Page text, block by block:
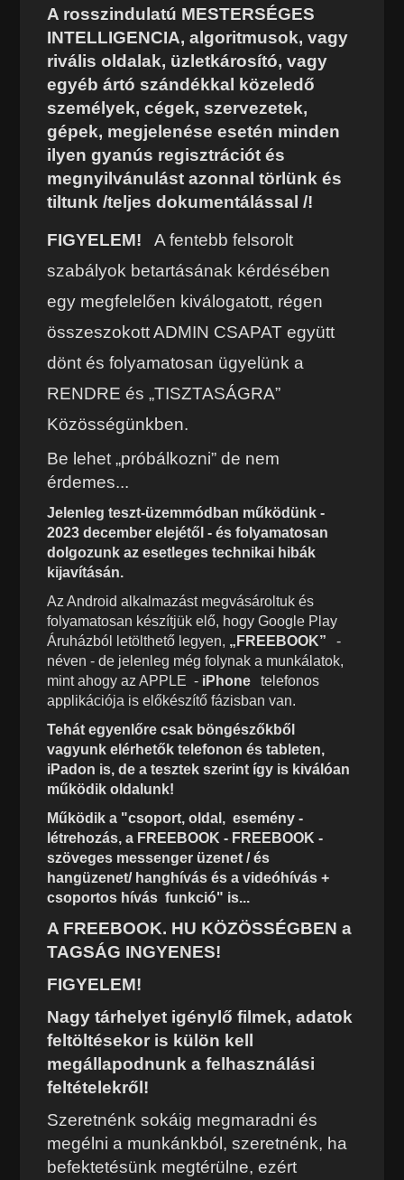
A rosszindulatú MESTERSÉGES
INTELLIGENCIA, algoritmusok, vagy
rivális oldalak, üzletkárosító, vagy
egyéb ártó szándékkal közeledő
személyek, cégek, szervezetek,
gépek, megjelenése esetén minden
ilyen gyanús regisztrációt és
megnyilvánulást azonnal törlünk és
tiltunk /teljes dokumentálással /!
FIGYELEM!
A fentebb felsorolt
szabályok betartásának kérdésében
egy megfelelően kiválogatott, régen
összeszokott ADMIN CSAPAT együtt
dönt és folyamatosan ügyelünk a
RENDRE és „TISZTASÁGRA”
Közösségünkben.
Be lehet „próbálkozni” de nem
érdemes...
Jelenleg teszt-üzemmódban működünk -
2023 december elejétől - és folyamatosan
dolgozunk az esetleges technikai hibák
kijavításán.
Az Android alkalmazást megvásároltuk és
folyamatosan készítjük elő, hogy Google Play
Áruházból letölthető legyen, „FREEBOOK”
-
néven - de jelenleg még folynak a munkálatok,
mint ahogy az APPLE - iPhone
telefonos
applikációja is előkészítő fázisban van.
Tehát egyenlőre csak böngészőkből
vagyunk elérhetők telefonon és tableten,
iPadon is, de a tesztek szerint így is kiválóan
működik oldalunk!
Működik a "csoport, oldal, esemény -
létrehozás, a FREEBOOK - FREEBOOK -
szöveges messenger üzenet / és
hangüzenet/ hanghívás és a videóhívás +
csoportos hívás funkció" is...
A FREEBOOK. HU KÖZÖSSÉGBEN a
TAGSÁG INGYENES!
FIGYELEM!
Nagy tárhelyet igénylő filmek, adatok
feltöltésekor is külön kell
megállapodnunk a felhasználási
feltételekről!
Szeretnénk sokáig megmaradni és
megélni a munkánkból, szeretnénk, ha
befektetésünk megtérülne, ezért